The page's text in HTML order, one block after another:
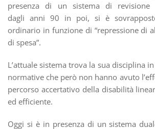
presenza di un sistema di revisione
dagli anni 90 in poi, si è sovrapposto
ordinario in funzione di “repressione di
di spesa”.
L’attuale sistema trova la sua disciplina
normative che però non hanno avuto
percorso accertativo della disabilità
ed efficiente.
Oggi si è in presenza di un sistema